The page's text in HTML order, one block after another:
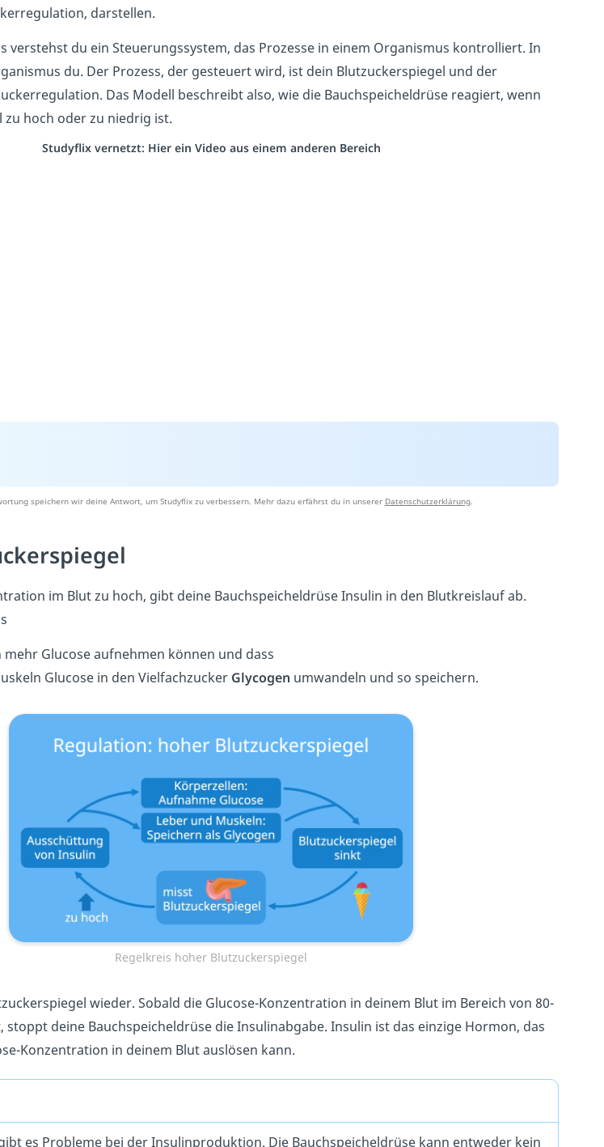
darstellen.
verstehst du ein Steuerungssystem, das Prozesse in einem Organismus kontrolliert. In
du. Der Prozess, der gesteuert wird, ist dein Blutzuckerspiegel und der
Das Modell beschreibt also, wie die Bauchspeicheldrüse reagiert, wenn
zu hoch oder zu niedrig ist.
Studyflix vernetzt: Hier ein Video aus einem anderen Bereich
speichern wir deine Antwort, um Studyflix zu verbessern. Mehr dazu erfährst du in unserer Datenschutzerklärung.
im Blut zu hoch, gibt deine Bauchspeicheldrüse Insulin in den Blutkreislauf ab.
Glucose aufnehmen können und dass
Glucose in den Vielfachzucker Glycogen umwandeln und so speichern.
Regelkreis hoher Blutzuckerspiegel
wieder. Sobald die Glucose-Konzentration in deinem Blut im Bereich von 80-
stoppt deine Bauchspeicheldrüse die Insulinabgabe. Insulin ist das einzige Hormon, das
Konzentration in deinem Blut auslösen kann.
es Probleme bei der Insulinproduktion. Die Bauchspeicheldrüse kann entweder kein